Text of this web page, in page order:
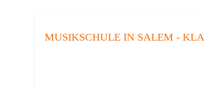
MUSIKSCHULE IN SALEM -